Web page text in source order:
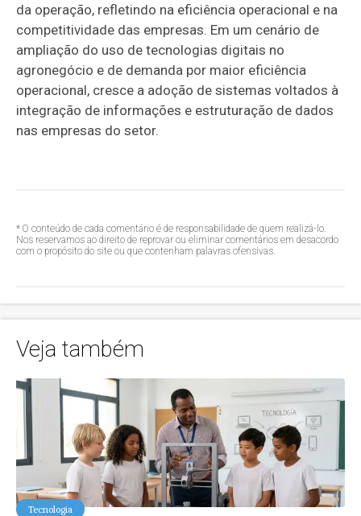
da operação, refletindo na eficiência operacional e na
competitividade das empresas. Em um cenário de
ampliação do uso de tecnologias digitais no
agronegócio e de demanda por maior eficiência
operacional, cresce a adoção de sistemas voltados à
integração de informações e estruturação de dados
nas empresas do setor.
* O conteúdo de cada comentário é de responsabilidade de quem realizá-lo.
Nos reservamos ao direito de reprovar ou eliminar comentários em desacordo
com o propósito do site ou que contenham palavras ofensivas.
Veja também
Tecnologia